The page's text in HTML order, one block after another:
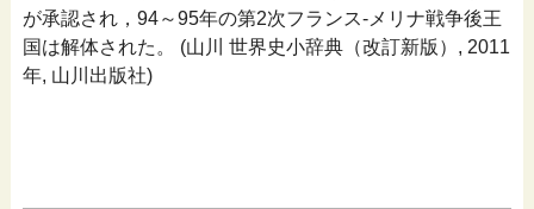
が承認され，94～95年の第2次フランス‐メリナ戦争後王
国は解体された。 (山川 世界史小辞典（改訂新版）, 2011
年, 山川出版社)